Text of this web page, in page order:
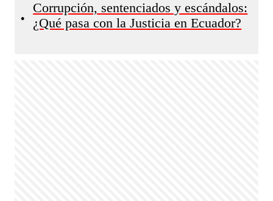
•
Corrupción, sentenciados y escándalos:
¿Qué pasa con la Justicia en Ecuador?